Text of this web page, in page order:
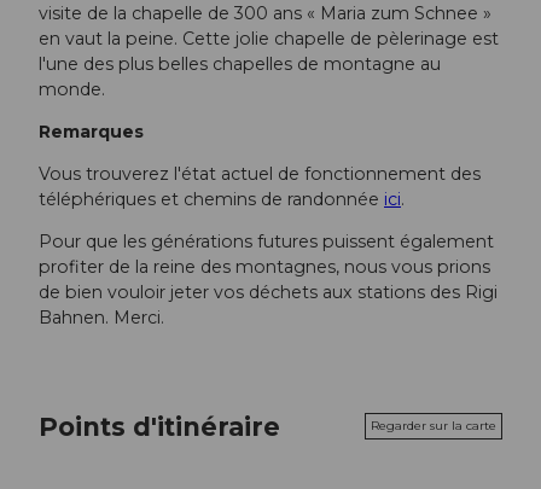
visite de la chapelle de 300 ans « Maria zum Schnee »
en vaut la peine. Cette jolie chapelle de pèlerinage est
l'une des plus belles chapelles de montagne au
monde.
Remarques
Vous trouverez l'état actuel de fonctionnement des
téléphériques et chemins de randonnée ici.
Pour que les générations futures puissent également
profiter de la reine des montagnes, nous vous prions
de bien vouloir jeter vos déchets aux stations des Rigi
Bahnen. Merci.
Points d'itinéraire Regarder sur la carte